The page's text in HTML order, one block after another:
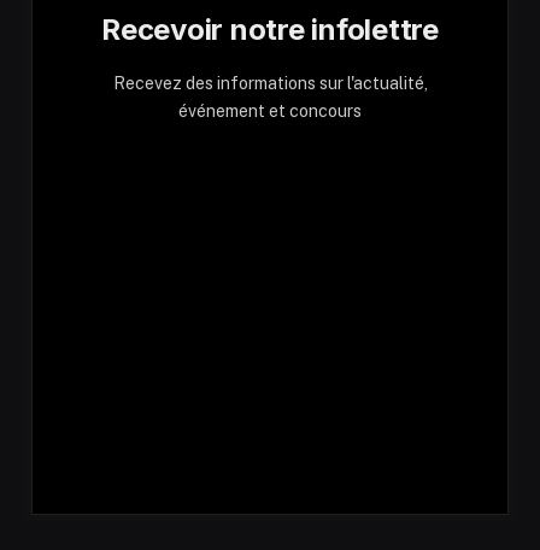
Recevoir notre infolettre
Recevez des informations sur l'actualité,
événement et concours